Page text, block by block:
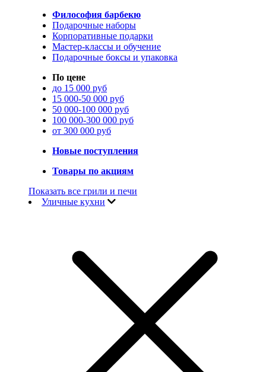
Философия барбекю
Подарочные наборы
Корпоративные подарки
Мастер-классы и обучение
Подарочные боксы и упаковка
По цене
до 15 000 руб
15 000-50 000 руб
50 000-100 000 руб
100 000-300 000 руб
от 300 000 руб
Новые поступления
Товары по акциям
Показать все грили и печи
Уличные кухни